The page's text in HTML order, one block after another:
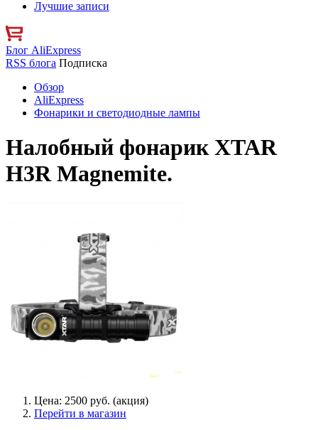
Лучшие записи
Блог AliExpress
RSS блога Подписка
Обзор
AliExpress
Фонарики и светодиодные лампы
Налобный фонарик XTAR
H3R Magnemite.
Цена: 2500 руб. (акция)
Перейти в магазин